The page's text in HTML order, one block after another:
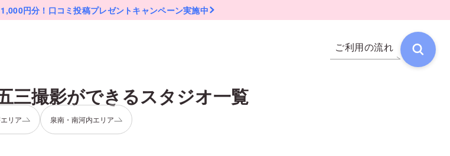
円分！ 口コミ投稿プレゼントキャンペーン実施中
ご利用の流れ
三撮影ができるスタジオ一覧
リア 泉南・南河内エリア